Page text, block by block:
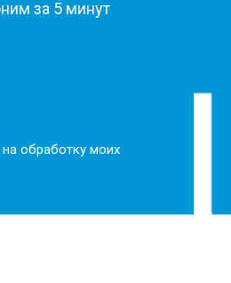
за 5 минут
обработку моих